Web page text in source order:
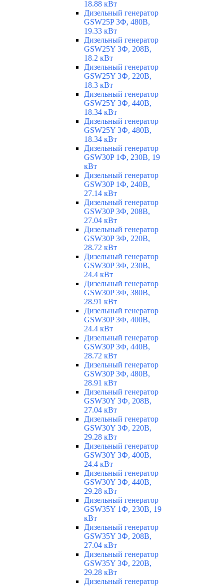
18.88 кВт
Дизельный генератор
GSW25P 3Ф, 480В,
19.33 кВт
Дизельный генератор
GSW25Y 3Ф, 208В,
18.2 кВт
Дизельный генератор
GSW25Y 3Ф, 220В,
18.3 кВт
Дизельный генератор
GSW25Y 3Ф, 440В,
18.34 кВт
Дизельный генератор
GSW25Y 3Ф, 480В,
18.34 кВт
Дизельный генератор
GSW30P 1Ф, 230В, 19
кВт
Дизельный генератор
GSW30P 1Ф, 240В,
27.14 кВт
Дизельный генератор
GSW30P 3Ф, 208В,
27.04 кВт
Дизельный генератор
GSW30P 3Ф, 220В,
28.72 кВт
Дизельный генератор
GSW30P 3Ф, 230В,
24.4 кВт
Дизельный генератор
GSW30P 3Ф, 380В,
28.91 кВт
Дизельный генератор
GSW30P 3Ф, 400В,
24.4 кВт
Дизельный генератор
GSW30P 3Ф, 440В,
28.72 кВт
Дизельный генератор
GSW30P 3Ф, 480В,
28.91 кВт
Дизельный генератор
GSW30Y 3Ф, 208В,
27.04 кВт
Дизельный генератор
GSW30Y 3Ф, 220В,
29.28 кВт
Дизельный генератор
GSW30Y 3Ф, 400В,
24.4 кВт
Дизельный генератор
GSW30Y 3Ф, 440В,
29.28 кВт
Дизельный генератор
GSW35Y 1Ф, 230В, 19
кВт
Дизельный генератор
GSW35Y 3Ф, 208В,
27.04 кВт
Дизельный генератор
GSW35Y 3Ф, 220В,
29.28 кВт
Дизельный генератор